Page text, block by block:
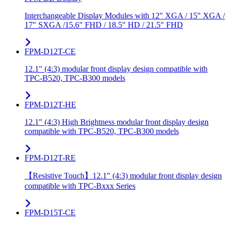
Interchangeable Display Modules with 12" XGA / 15" XGA /
17" SXGA /15.6" FHD / 18.5" HD / 21.5" FHD
FPM-D12T-CE
12.1" (4:3) modular front display design compatible with
TPC-B520, TPC-B300 models
FPM-D12T-HE
12.1" (4:3) High Brightness modular front display design
compatible with TPC-B520, TPC-B300 models
FPM-D12T-RE
【Resistive Touch】12.1" (4:3) modular front display design
compatible with TPC-Bxxx Series
FPM-D15T-CE